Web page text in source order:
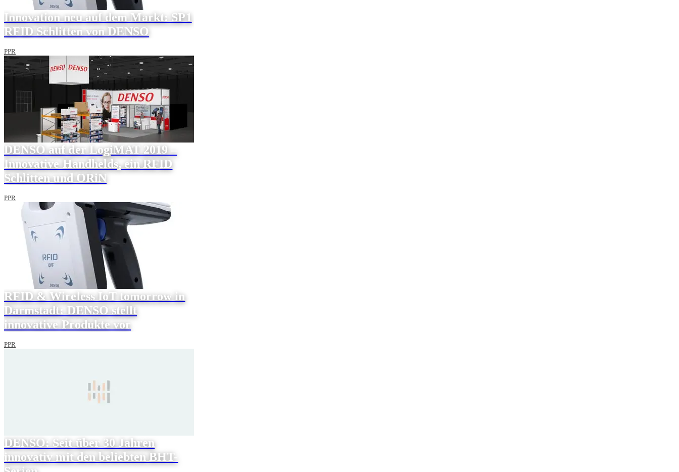
Innovation neu auf dem Markt: SP1
RFID Schlitten von DENSO
PPR
DENSO auf der LogiMAT 2019 –
Innovative Handhelds, ein RFID
Schlitten und ORiN
PPR
RFID & Wireless IoT tomorrow in
Darmstadt: DENSO stellt
innovative Produkte vor
PPR
DENSO: Seit über 30 Jahren
innovativ mit den beliebten BHT-